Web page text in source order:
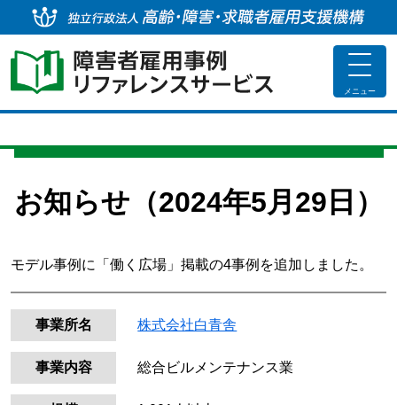
toggle
メニュー
お知らせ（2024年5月29日）
モデル事例に「働く広場」掲載の4事例を追加しました。
事業所名 株式会社白青舎
事業内容 総合ビルメンテナンス業